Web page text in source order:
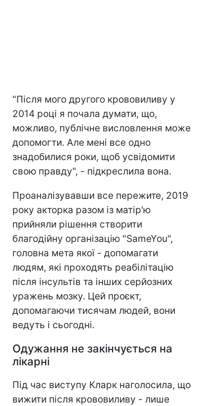
"Після мого другого крововиливу у
2014 році я почала думати, що,
можливо, публічне висловлення може
допомогти. Але мені все одно
знадобилися роки, щоб усвідомити
свою правду", - підкреслила вона.
Проаналізувавши все пережите, 2019
року акторка разом із матір'ю
прийняли рішення створити
благодійну організацію "SameYou",
головна мета якої - допомагати
людям, які проходять реабілітацію
після інсультів та інших серйозних
уражень мозку. Цей проєкт,
допомагаючи тисячам людей, вони
ведуть і сьогодні.
Одужання не закінчується на
лікарні
Під час виступу Кларк наголосила, що
вижити після крововиливу - лише